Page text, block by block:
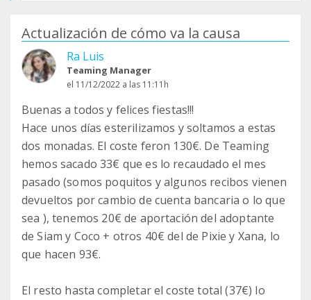
Actualización de cómo va la causa
Ra Luis
Teaming Manager
el 11/12/2022 a las 11:11h
Buenas a todos y felices fiestas!!!
Hace unos días esterilizamos y soltamos a estas
dos monadas. El coste feron 130€. De Teaming
hemos sacado 33€ que es lo recaudado el mes
pasado (somos poquitos y algunos recibos vienen
devueltos por cambio de cuenta bancaria o lo que
sea ), tenemos 20€ de aportación del adoptante
de Siam y Coco + otros 40€ del de Pixie y Xana, lo
que hacen 93€.
El resto hasta completar el coste total (37€) lo